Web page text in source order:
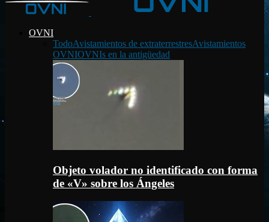
OVNI
TodoAvistamientos de extraterrestresAvistamientos
OVNIOVNIs en la antigüedad
Objeto volador no identificado con forma
de «V» sobre los Ángeles